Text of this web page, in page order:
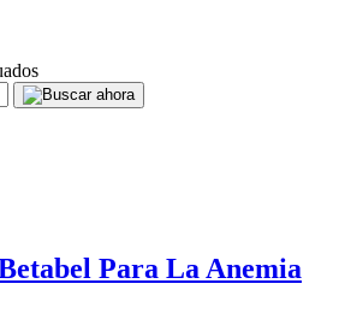
Para La Anemia